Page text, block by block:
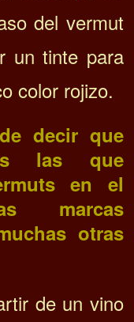
del vermut
un tinte para
color rojizo.
decir que
las que
en el
marcas
otras
de un vino